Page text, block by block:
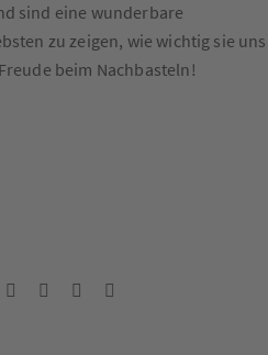
sind eine wunderbare
zu zeigen, wie wichtig sie uns
beim Nachbasteln!